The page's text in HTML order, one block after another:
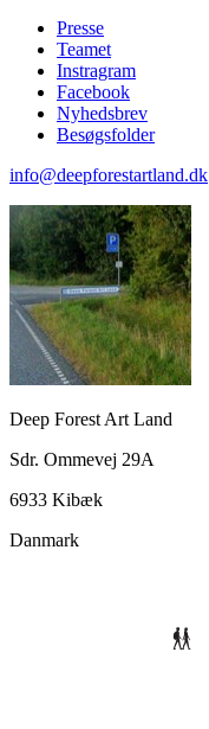
Presse
Teamet
Instragram
Facebook
Nyhedsbrev
Besøgsfolder
info@deepforestartland.dk
Deep Forest Art Land
Sdr. Ommevej 29A
6933 Kibæk
Danmark